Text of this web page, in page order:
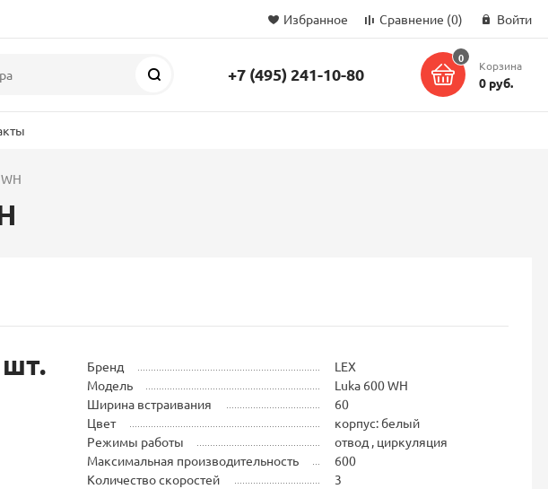
Избранное Сравнение (0) Войти
Поиск +7 (495) 241-10-80
0
Корзина
0 руб.
Бренд
LEX
Модель
Luka 600 WH
Ширина встраивания
60
Цвет
корпус: белый
Режимы работы
отвод , циркуляция
Максимальная производительность
600
Количество скоростей
3